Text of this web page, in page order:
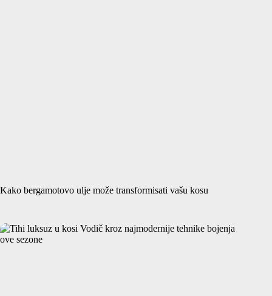
Kako bergamotovo ulje može transformisati vašu kosu